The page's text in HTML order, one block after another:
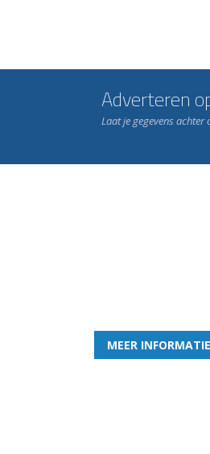
Adverteren
Laat je gegevens
MEER INFORMATIE